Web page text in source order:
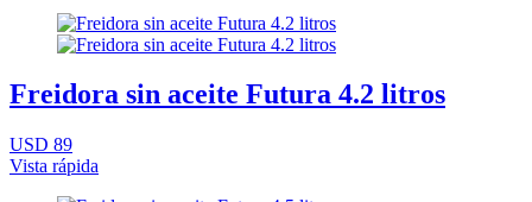
Freidora sin aceite Futura 4.2 litros
USD 89
Vista rápida